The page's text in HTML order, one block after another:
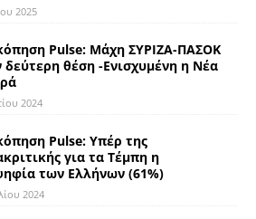
2025
Pulse: Μάχη ΣΥΡΙΖΑ-ΠΑΣΟΚ
δεύτερη θέση -Ενισχυμένη η Νέα
2024
Pulse: Υπέρ της
για τα Τέμπη η
των Ελλήνων (61%)
2024